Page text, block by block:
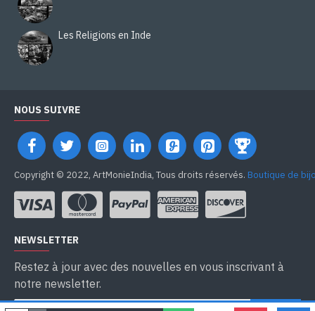
Les Religions en Inde
NOUS SUIVRE
Copyright © 2022, ArtMonieIndia, Tous droits réservés. Boutique de
NEWSLETTER
Restez à jour avec des nouvelles en vous inscrivant à
notre newsletter.